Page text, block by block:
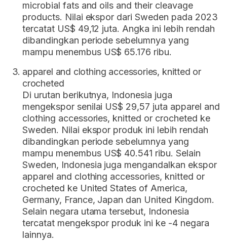
microbial fats and oils and their cleavage
products. Nilai ekspor dari Sweden pada 2023
tercatat US$ 49,12 juta. Angka ini lebih rendah
dibandingkan periode sebelumnya yang
mampu menembus US$ 65.176 ribu.
apparel and clothing accessories, knitted or
crocheted
Di urutan berikutnya, Indonesia juga
mengekspor senilai US$ 29,57 juta apparel and
clothing accessories, knitted or crocheted ke
Sweden. Nilai ekspor produk ini lebih rendah
dibandingkan periode sebelumnya yang
mampu menembus US$ 40.541 ribu. Selain
Sweden, Indonesia juga mengandalkan ekspor
apparel and clothing accessories, knitted or
crocheted ke United States of America,
Germany, France, Japan dan United Kingdom.
Selain negara utama tersebut, Indonesia
tercatat mengekspor produk ini ke -4 negara
lainnya.